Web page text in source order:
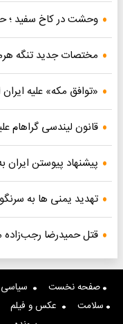
وحشت در کاخ سفید ؛
مختصات جدید تنگه
«توافق مکه» علیه
قانون لیندسی گراهام
پیشنهاد پیوستن ایران
تهدید یمنی ها به
قتل حمیدرضا
صفحه نخست سیاسی
سلامت
عکس و فیلم